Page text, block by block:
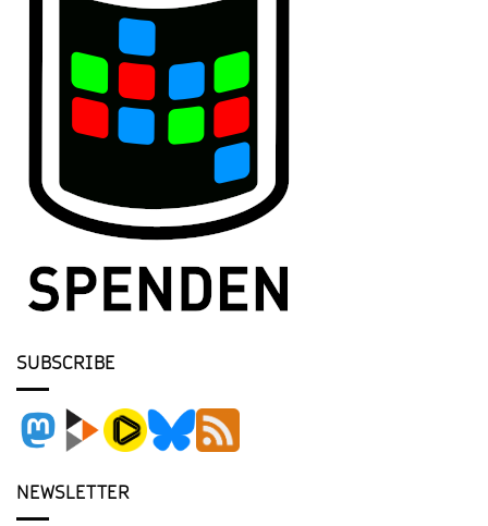
SUBSCRIBE
NEWSLETTER